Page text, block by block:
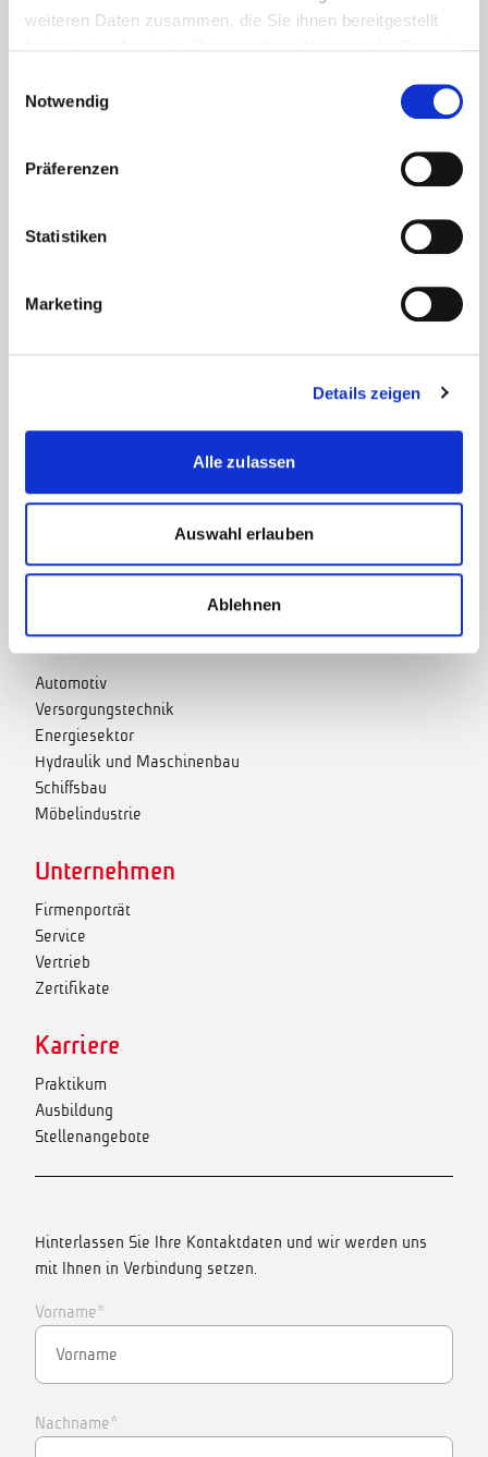
weiteren Daten zusammen, die Sie ihnen bereitgestellt
Notwendig
Präferenzen
Statistiken
Marketing
Details zeigen
Alle zulassen
Auswahl erlauben
Ablehnen
t bend - Roboter Biegetechnik
t motion - Automation
t project - Biegesoftware
Rohrbearbeitungsmaschinen
Lagermaschinen
Branchen
Automotiv
Versorgungstechnik
Energiesektor
Hydraulik und Maschinenbau
Schiffsbau
Möbelindustrie
Unternehmen
Firmenporträt
Service
Vertrieb
Zertifikate
Karriere
Praktikum
Ausbildung
Stellenangebote
Hinterlassen Sie Ihre Kontaktdaten und wir werden uns
mit Ihnen in Verbindung setzen.
Vorname*
Nachname*